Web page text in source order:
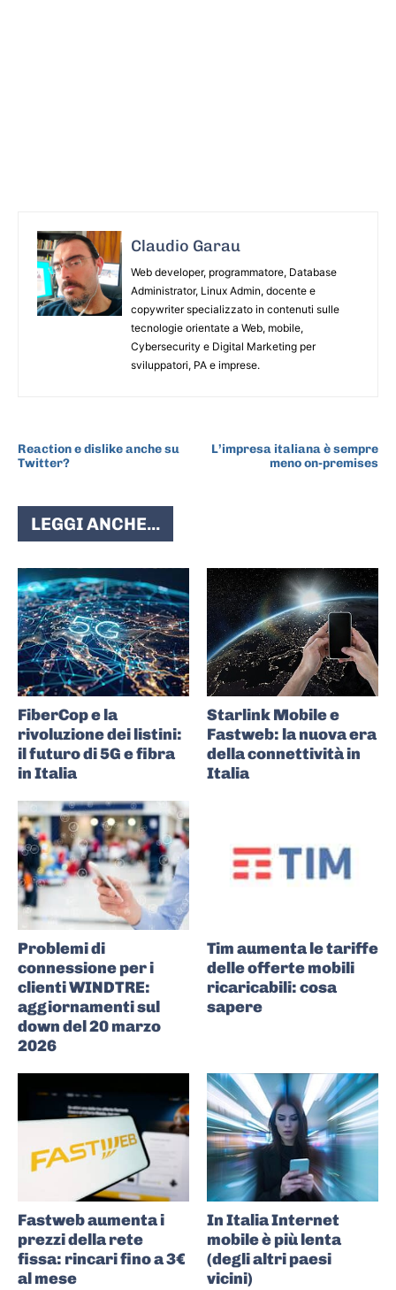
Claudio Garau
Web developer, programmatore, Database
Administrator, Linux Admin, docente e
copywriter specializzato in contenuti sulle
tecnologie orientate a Web, mobile,
Cybersecurity e Digital Marketing per
sviluppatori, PA e imprese.
Reaction e dislike anche su
Twitter?
L’impresa italiana è sempre
meno on-premises
LEGGI ANCHE...
FiberCop e la
rivoluzione dei listini:
il futuro di 5G e fibra
in Italia
Starlink Mobile e
Fastweb: la nuova era
della connettività in
Italia
Problemi di
connessione per i
clienti WINDTRE:
aggiornamenti sul
down del 20 marzo
2026
Tim aumenta le tariffe
delle offerte mobili
ricaricabili: cosa
sapere
Fastweb aumenta i
prezzi della rete
fissa: rincari fino a 3€
al mese
In Italia Internet
mobile è più lenta
(degli altri paesi
vicini)